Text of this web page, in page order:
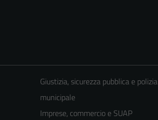
Giustizia, sicurezza pubblica e polizia
municipale
Imprese, commercio e SUAP